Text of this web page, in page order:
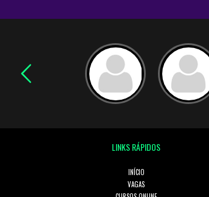
LINKS RÁPIDOS
INÍCIO
VAGAS